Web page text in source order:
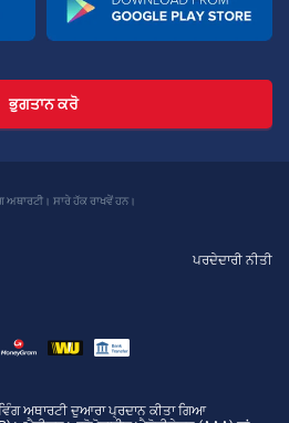
ਭੁਗਤਾਨ ਕਰੋ
ਸਾਰੇ ਹੱਕ ਰਾਖਵੇਂ ਹਨ।
ਪਰਦੇਦਾਰੀ ਨੀਤੀ
ਅਥਾਰਟੀ ਦੁਆਰਾ ਪ੍ਰਦਾਨ ਕੀਤਾ ਗਿਆ